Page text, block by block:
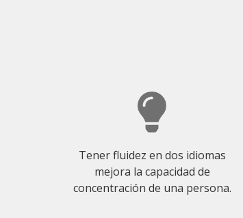
Tener fluidez en dos idiomas
mejora la capacidad de
concentración de una persona.